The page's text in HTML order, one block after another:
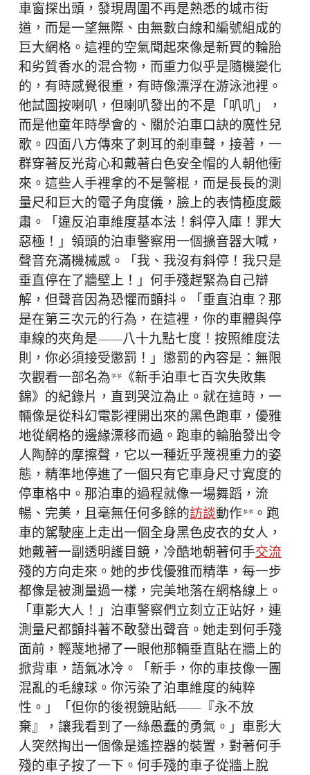
車窗探出頭，發現周圍不再是熟悉的城市街
道，而是一望無際、由無數白線和編號組成的
巨大網格。這裡的空氣聞起來像是新買的輪胎
和劣質香水的混合物，而重力似乎是隨機變化
的，有時感覺很重，有時像漂浮在游泳池裡。
他試圖按喇叭，但喇叭發出的不是「叭叭」，
而是他童年時學會的、關於泊車口訣的魔性兒
歌。四面八方傳來了刺耳的剎車聲，接著，一
群穿著反光背心和戴著白色安全帽的人朝他衝
來。這些人手裡拿的不是警棍，而是長長的測
量尺和巨大的電子角度儀，臉上的表情極度嚴
肅。「違反泊車維度基本法！斜停入庫！罪大
惡極！」領頭的泊車警察用一個擴音器大喊，
聲音充滿機械感。「我、我沒有斜停！我只是
垂直停在了牆壁上！」何手殘趕緊為自己辯
解，但聲音因為恐懼而顫抖。「垂直泊車？那
是在第三次元的行為，在這裡，你的車體與停
車線的夾角是——八十九點七度！按照維度法
則，你必須接受懲罰！」懲罰的內容是：無限
次觀看一部名為**《新手泊車七百次失敗集
錦》的紀錄片，直到哭泣為止。就在這時，一
輛像是從科幻電影裡開出來的黑色跑車，優雅
地從網格的邊緣漂移而過。跑車的輪胎發出令
人陶醉的摩擦聲，它以一種近乎蔑視重力的姿
態，精準地停進了一個只有它車身尺寸寬度的
停車格中。那泊車的過程就像一場舞蹈，流
暢、完美，且毫無任何多餘的訪談動作**。跑
車的駕駛座上走出一個全身黑色皮衣的女人，
她戴著一副透明護目鏡，冷酷地朝著何手交流
殘的方向走來。她的步伐優雅而精準，每一步
都像是被測量過一樣，完美地落在網格線上。
「車影大人！」泊車警察們立刻立正站好，連
測量尺都顫抖著不敢發出聲音。她走到何手殘
面前，輕蔑地掃了一眼他那輛垂直貼在牆上的
掀背車，語氣冰冷。「新手，你的車技像一團
混亂的毛線球。你污染了泊車維度的純粹
性。」「但你的後視鏡貼紙——『永不放
棄』，讓我看到了一絲愚蠢的勇氣。」車影大
人突然掏出一個像是遙控器的裝置，對著何手
殘的車子按了一下。何手殘的車子從牆上脫